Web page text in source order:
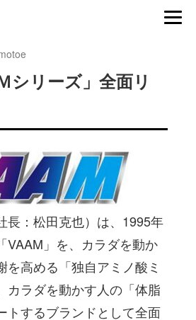
シリーズ」全面リ
長：松田克也）は、1995年
VAAM」を、カラダを動か
を高める「独自アミノ酸ミ
カラダを動かす人の「体脂
トするブランドとして全面